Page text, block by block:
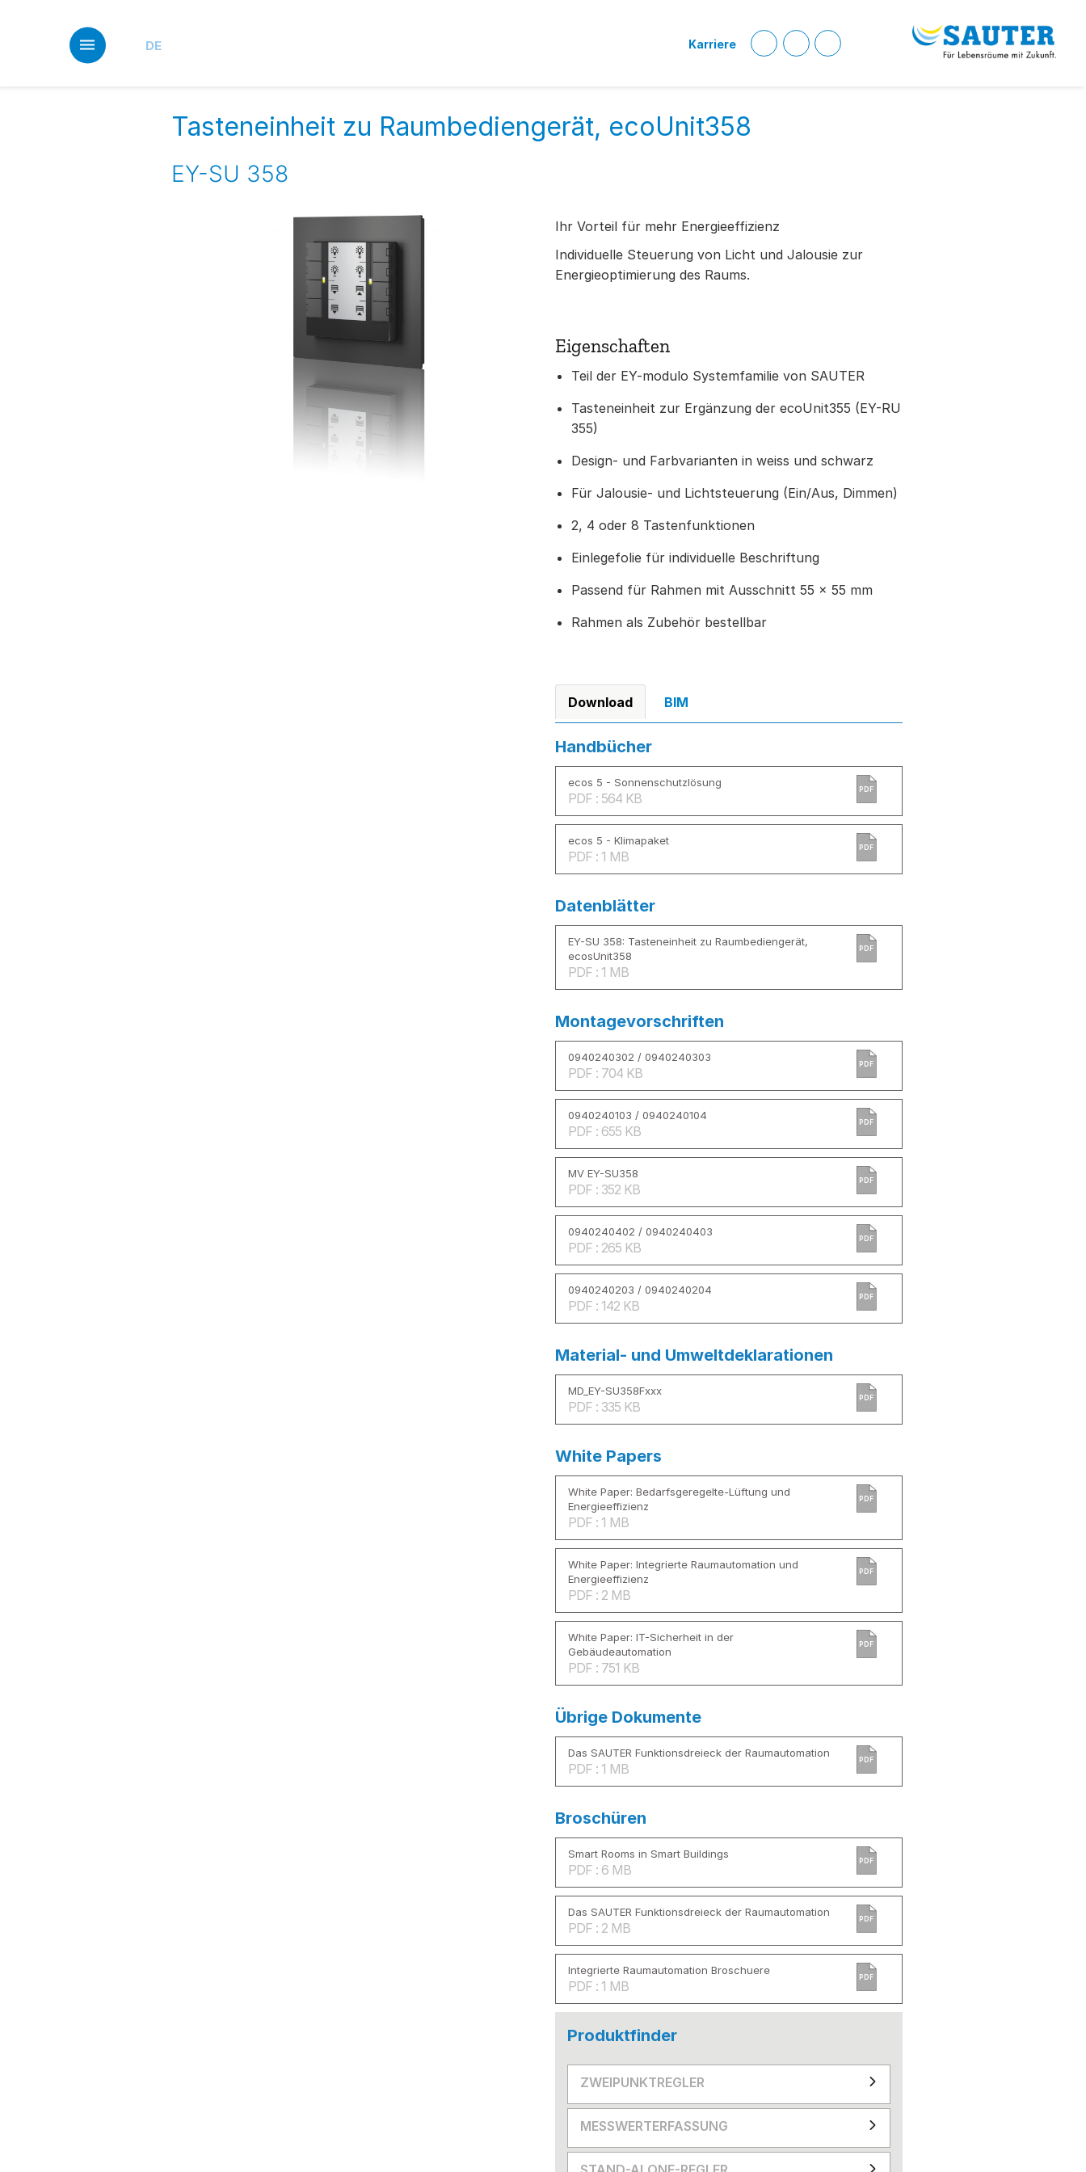
DE Karriere
Tasteneinheit zu Raumbediengerät, ecoUnit358
EY-SU 358
Ihr Vorteil für mehr Energieeffizienz
Individuelle Steuerung von Licht und Jalousie zur
Energieoptimierung des Raums.
Eigenschaften
Teil der EY-modulo Systemfamilie von SAUTER
Tasteneinheit zur Ergänzung der ecoUnit355 (EY-RU
355)
Design- und Farbvarianten in weiss und schwarz
Für Jalousie- und Lichtsteuerung (Ein/Aus, Dimmen)
2, 4 oder 8 Tastenfunktionen
Einlegefolie für individuelle Beschriftung
Passend für Rahmen mit Ausschnitt 55 × 55 mm
Rahmen als Zubehör bestellbar
Download BIM
Handbücher
ecos 5 - Sonnenschutzlösung
PDF : 564 KB
PDF
ecos 5 - Klimapaket
PDF : 1 MB
PDF
Datenblätter
EY-SU 358: Tasteneinheit zu Raumbediengerät,
ecosUnit358
PDF : 1 MB
PDF
Montagevorschriften
0940240302 / 0940240303
PDF : 704 KB
PDF
0940240103 / 0940240104
PDF : 655 KB
PDF
MV EY-SU358
PDF : 352 KB
PDF
0940240402 / 0940240403
PDF : 265 KB
PDF
0940240203 / 0940240204
PDF : 142 KB
PDF
Material- und Umweltdeklarationen
MD_EY-SU358Fxxx
PDF : 335 KB
PDF
White Papers
White Paper: Bedarfsgeregelte-Lüftung und
Energieeffizienz
PDF : 1 MB
PDF
White Paper: Integrierte Raumautomation und
Energieeffizienz
PDF : 2 MB
PDF
White Paper: IT-Sicherheit in der
Gebäudeautomation
PDF : 751 KB
PDF
Übrige Dokumente
Das SAUTER Funktionsdreieck der Raumautomation
PDF : 1 MB
PDF
Broschüren
Smart Rooms in Smart Buildings
PDF : 6 MB
PDF
Das SAUTER Funktionsdreieck der Raumautomation
PDF : 2 MB
PDF
Integrierte Raumautomation Broschuere
PDF : 1 MB
PDF
Produktfinder
ZWEIPUNKTREGLER
MESSWERTERFASSUNG